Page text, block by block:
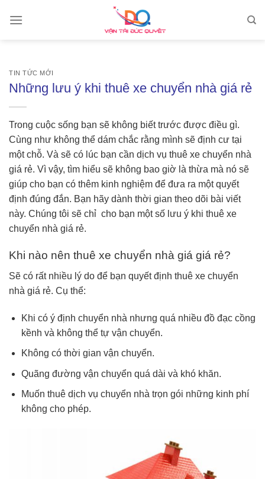
TIN TỨC MỚI
Những lưu ý khi thuê xe chuyển nhà giá rẻ
Trong cuộc sống bạn sẽ không biết trước được điều gì.
Cùng như không thể dám chắc rằng mình sẽ định cư tại
một chỗ. Và sẽ có lúc bạn cần dịch vụ thuê xe chuyển nhà
giá rẻ. Vì vậy, tìm hiểu sẽ không bao giờ là thừa mà nó sẽ
giúp cho bạn có thêm kinh nghiệm để đưa ra một quyết
định đúng đắn. Bạn hãy dành thời gian theo dõi bài viết
này. Chúng tôi sẽ chỉ cho bạn một số lưu ý khi thuê xe
chuyển nhà giá rẻ.
Khi nào nên thuê xe chuyển nhà giá giá rẻ?
Sẽ có rất nhiều lý do để bạn quyết định thuê xe chuyển
nhà giá rẻ. Cụ thể:
Khi có ý định chuyển nhà nhưng quá nhiều đồ đạc cồng
kềnh và không thể tự vận chuyển.
Không có thời gian vận chuyển.
Quãng đường vận chuyển quá dài và khó khăn.
Muốn thuê dịch vụ chuyển nhà trọn gói những kinh phí
không cho phép.